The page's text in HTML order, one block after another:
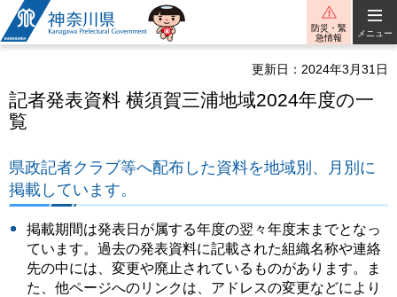
神奈川県
防災・緊
急情報
メニュー
更新日：2024年3月31日
記者発表資料 横須賀三浦地域2024年度の一
覧
県政記者クラブ等へ配布した資料を地域別、月別に
掲載しています。
掲載期間は発表日が属する年度の翌々年度末までとなっ
ています。過去の発表資料に記載された組織名称や連絡
先の中には、変更や廃止されているものがあります。ま
た、他ページへのリンクは、アドレスの変更などにより